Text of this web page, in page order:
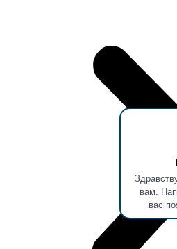
вам.
вас